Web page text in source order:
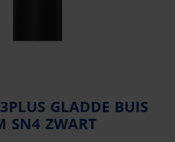
GLADDE BUIS
SN4 ZWART